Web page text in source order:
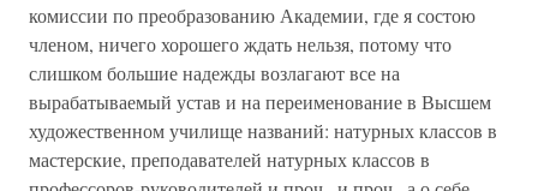
комиссии по преобразованию Академии, где я состою
членом, ничего хорошего ждать нельзя, потому что
слишком большие надежды возлагают все на
вырабатываемый устав и на переименование в Высшем
художественном училище названий: натурных классов в
мастерские, преподавателей натурных классов в